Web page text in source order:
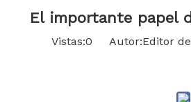
El importante papel
Vistas:0 Autor:Editor